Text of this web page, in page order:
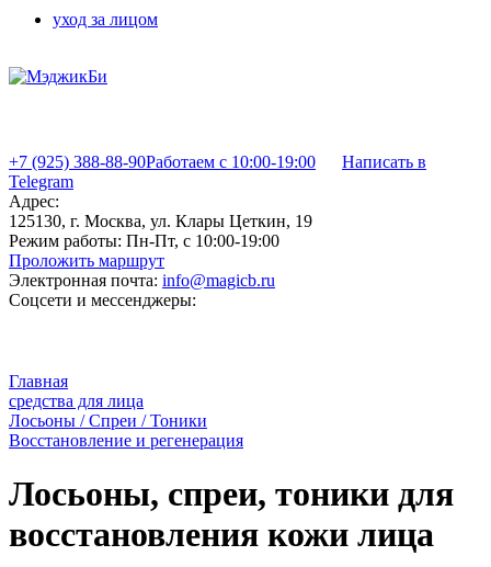
уход за лицом
+7 (925) 388-88-90Работаем с 10:00-19:00
Написать в
Telegram
Адрес:
125130, г. Москва, ул. Клары Цеткин, 19
Режим работы: Пн-Пт, с 10:00-19:00
Проложить маршрут
Электронная почта: info@magicb.ru
Соцсети и мессенджеры:
Главная
средства для лица
Лосьоны / Спреи / Тоники
Восстановление и регенерация
Лосьоны, спреи, тоники для
восстановления кожи лица